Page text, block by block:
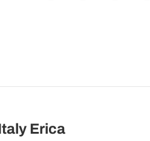
Erica